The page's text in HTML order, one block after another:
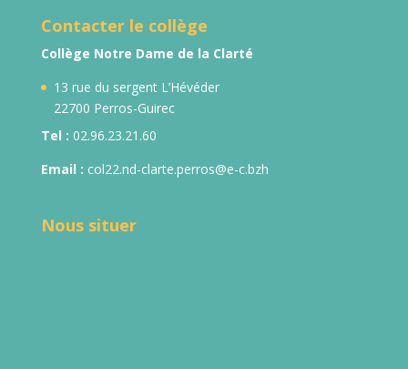
Contacter le collège
Collège Notre Dame de la Clarté
13 rue du sergent L’Hévéder
22700 Perros-Guirec
Tel : 02.96.23.21.60
Email : col22.nd-clarte.perros@e-c.bzh
Nous situer